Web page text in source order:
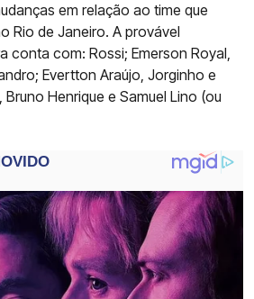
em relação ao time que
Rio de Janeiro. A provável
conta com: Rossi; Emerson Royal,
Evertton Araújo, Jorginho e
Henrique e Samuel Lino (ou